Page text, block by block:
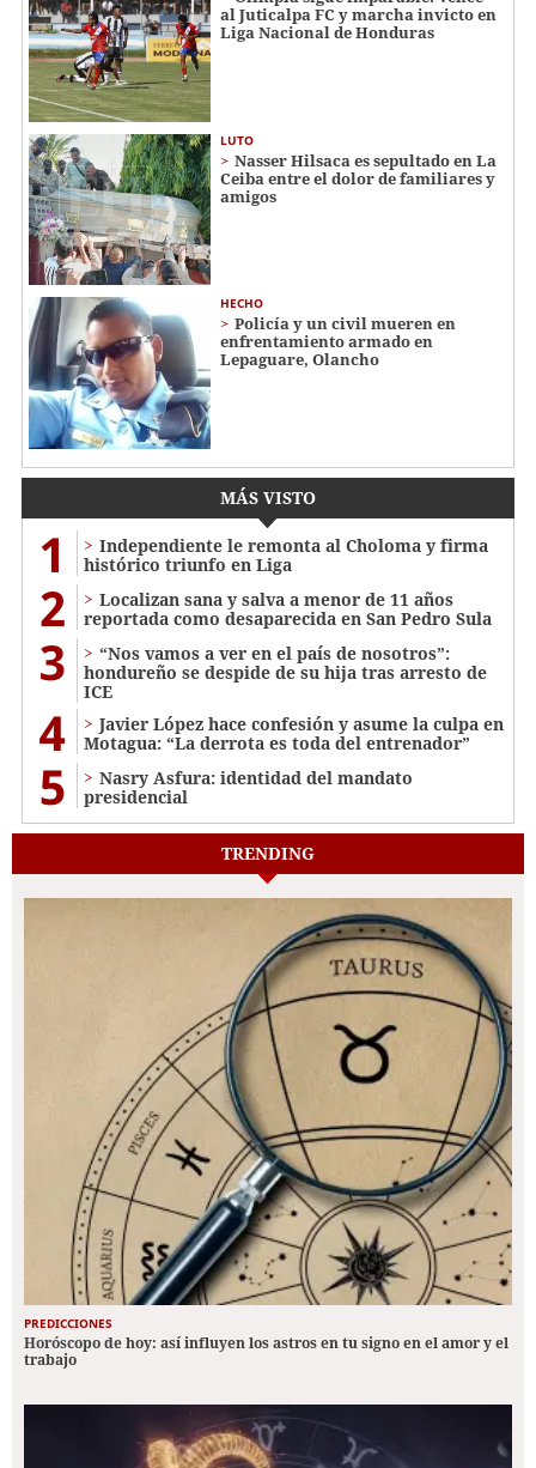
al Juticalpa FC y marcha invicto en
Liga Nacional de Honduras
LUTO
Nasser Hilsaca es sepultado en La
Ceiba entre el dolor de familiares y
amigos
HECHO
Policía y un civil mueren en
enfrentamiento armado en
Lepaguare, Olancho
MÁS VISTO
1
Independiente le remonta al Choloma y firma
histórico triunfo en Liga
2
Localizan sana y salva a menor de 11 años
reportada como desaparecida en San Pedro Sula
3
“Nos vamos a ver en el país de nosotros”:
hondureño se despide de su hija tras arresto de
ICE
4
Javier López hace confesión y asume la culpa en
Motagua: “La derrota es toda del entrenador”
5
Nasry Asfura: identidad del mandato
presidencial
TRENDING
PREDICCIONES
Horóscopo de hoy: así influyen los astros en tu signo en el amor y el
trabajo